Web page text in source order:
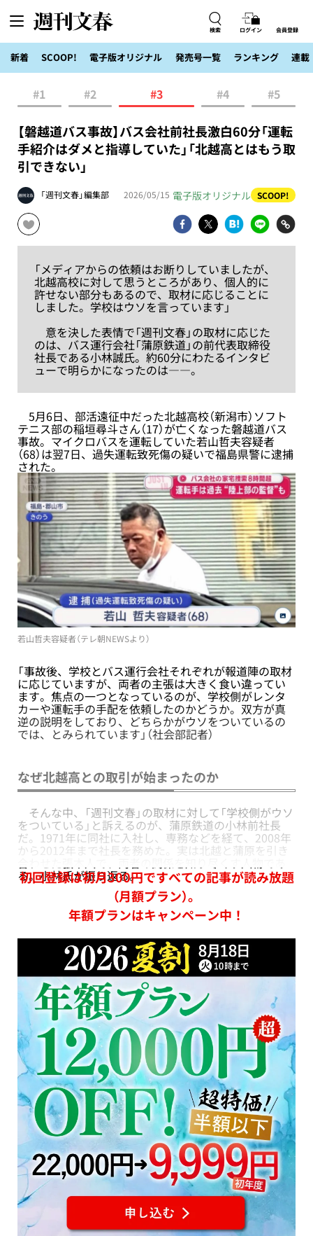
検索 ログイン 会員登録
新着 SCOOP! 電子版オリジナル 発売号一覧 ランキング 連載
#1 #2 #3 #4 #5
【磐越道バス事故】バス会社前社長激白60分「運転
手紹介はダメと指導していた」「北越高とはもう取
引できない」
「週刊文春」編集部 2026/05/15 電子版オリジナル SCOOP!
「メディアからの依頼はお断りしていましたが、
北越高校に対して思うところがあり、個人的に
許せない部分もあるので、取材に応じることに
しました。学校はウソを言っています」
意を決した表情で「週刊文春」の取材に応じた
のは、バス運行会社「蒲原鉄道」の前代表取締役
社長である小林誠氏。約60分にわたるインタビ
ューで明らかになったのは――。
5月6日、部活遠征中だった北越高校（新潟市）ソフト
テニス部の稲垣尋斗さん（17）が亡くなった磐越道バス
事故。マイクロバスを運転していた若山哲夫容疑者
（68）は翌7日、過失運転致死傷の疑いで福島県警に逮捕
された。
若山哲夫容疑者（テレ朝NEWSより）
「事故後、学校とバス運行会社それぞれが報道陣の取材
に応じていますが、両者の主張は大きく食い違ってい
ます。焦点の一つとなっているのが、学校側がレンタ
カーや運転手の手配を依頼したのかどうか。双方が真
逆の説明をしており、どちらかがウソをついているの
では、とみられています」（社会部記者）
なぜ北越高との取引が始まったのか
そんな中、「週刊文春」の取材に対して「学校側がウソ
をついている」と訴えるのが、蒲原鉄道の小林前社長
だ。1971年に同社に入社し、専務などを経て、2008年
から2012年まで社長を務めた。実は北越と蒲原を引き
る。小林氏が振り返る。
初回登録は初月300円ですべての記事が読み放題
（月額プラン）。
年額プランはキャンペーン中！